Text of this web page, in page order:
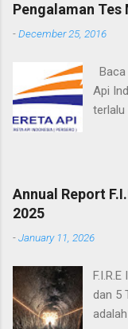
Pengalaman Tes
-December 25, 2016
Baca
Api
karir
Annual Report
2025
-January 11, 2026
dan 5